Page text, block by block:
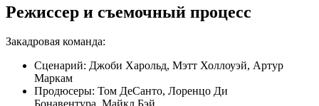
Режиссер и съемочный процесс
Закадровая команда:
Сценарий: Джоби Харольд, Мэтт Холлоуэй, Артур
Маркам
Продюсеры: Том ДеСанто, Лоренцо Ди